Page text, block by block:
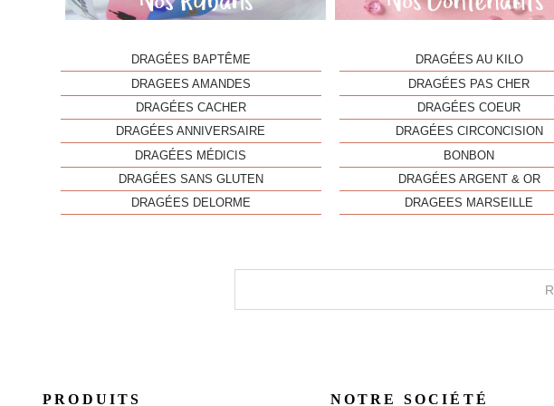
DRAGÉES BAPTÊME DRAGÉES AU KILO
DRAGEES AMANDES
DRAGÉES PAS CHER
DRAGÉES CACHER
DRAGÉES COEUR
DRAGÉES ANNIVERSAIRE
DRAGÉES CIRCONCISION
DRAGÉES MÉDICIS
BONBON
DRAGÉES SANS GLUTEN
DRAGÉES ARGENT & OR
DRAGÉES DELORME
DRAGEES MARSEILLE
PRODUITS NOTRE SOCIÉTÉ